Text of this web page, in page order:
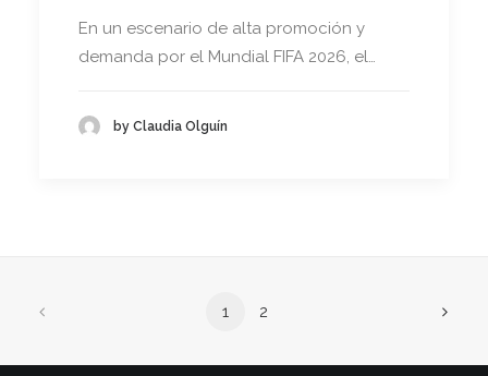
En un escenario de alta promoción y
demanda por el Mundial FIFA 2026, el…
by Claudia Olguín
1 2